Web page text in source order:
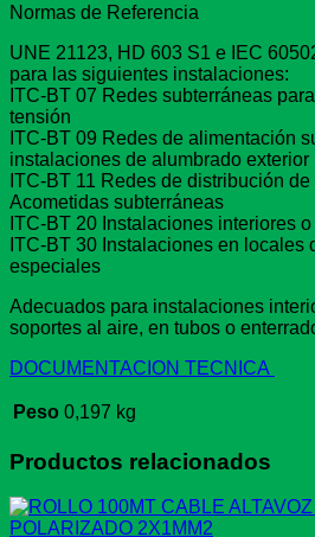
Normas de Referencia
UNE 21123, HD 603 S1 e IEC
para las siguientes instalaciones:
ITC-BT 07 Redes subterráneas
tensión
ITC-BT 09 Redes de alimentación
instalaciones de alumbrado exterior
ITC-BT 11 Redes de distribución
Acometidas subterráneas
ITC-BT 20 Instalaciones interiores
ITC-BT 30 Instalaciones en locales
especiales
Adecuados para instalaciones
soportes al aire, en tubos o
DOCUMENTACION TECNICA
Peso 0,197 kg
Productos relacionados